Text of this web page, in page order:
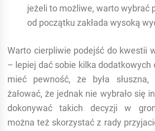
jeżeli to możliwe, warto wybrać
od początku zakłada wysoką
Warto cierpliwie podejść do kwestii
– lepiej dać sobie kilka dodatkowych
mieć pewność, że była
żałować, że jednak nie wybrało się
dokonywać takich decyzji w
można też skorzystać z rady